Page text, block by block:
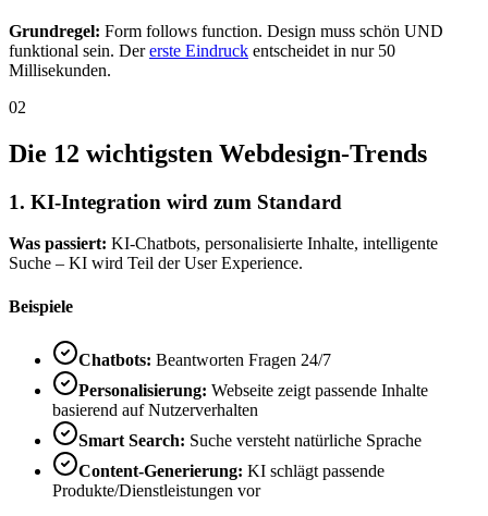
Grundregel: Form follows function. Design muss schön UND
funktional sein. Dererste Eindruck entscheidet in nur 50
Millisekunden.
02
Die 12 wichtigsten Webdesign-Trends
1. KI-Integration wird zum Standard
Was passiert: KI-Chatbots, personalisierte Inhalte, intelligente
Suche – KI wird Teil der User Experience.
Beispiele
Chatbots: Beantworten Fragen 24/7
Personalisierung: Webseite zeigt passende Inhalte
basierend auf Nutzerverhalten
Smart Search: Suche versteht natürliche Sprache
Content-Generierung: KI schlägt passende
Produkte/Dienstleistungen vor